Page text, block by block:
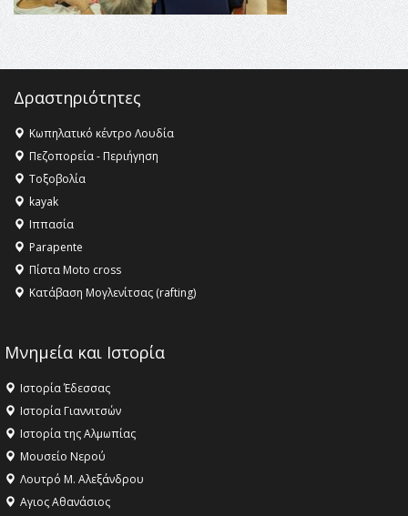
18:09 -Αυτό το καλοκαίρι δίνουμε ραντεβού στο πιο
όμορφο θερινό σινεμά της Ελλάδας!
Δραστηριότητες
Κωπηλατικό κέντρο Λουδία
Πεζοπορεία - Περιήγηση
Τοξοβολία
kayak
Ιππασία
Parapente
Πίστα Moto cross
Κατάβαση Μογλενίτσας (rafting)
Μνημεία και Ιστορία
Ιστορία Έδεσσας
Ιστορία Γιαννιτσών
Ιστορία της Αλμωπίας
Μουσείο Νερού
Λουτρό Μ. Αλεξάνδρου
Αγιος Αθανάσιος